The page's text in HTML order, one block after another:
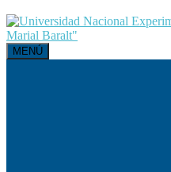
MENÚ